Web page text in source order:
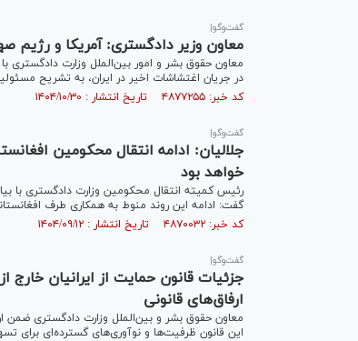
گفت‌وگو|
معاون وزیر دادگستری: آمریکا و رژیم
معاون حقوق بشر و امور بین‌الملل وزارت
در جریان اغتشاشات اخیر در ایران، به تشریح
کد خبر: ۴۸۷۷۲۵۵ تاریخ انتشار : ۱۴۰۴/۱۰/۳۰
گفت‌وگو|
جلالیان: ادامه انتقال محکومین
خواهد بود
رئیس کمیته انتقال محکومین وزارت دادگستری با
گفت: ادامه این روند منوط به همکاری طرف
کد خبر: ۴۸۷۰۰۳۲ تاریخ انتشار : ۱۴۰۴/۰۹/۱۲
گفت‌وگو|
جزئیات قانون حمایت از ایرانیان خارج
ارفاق‌های قانونی
معاون حقوق بشر و بین‌الملل وزارت دادگستری ضمن
این قانون ظرفیت‌ها و نوآوری‌های گسترده‌ای برای